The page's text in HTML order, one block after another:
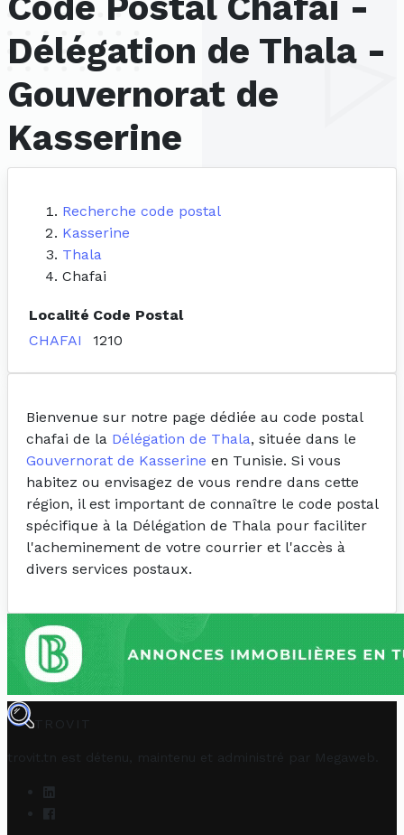
Délégation de Thala -
Gouvernorat de
Kasserine
Recherche code postal
Kasserine
Thala
Chafai
Localité Code Postal
CHAFAI
1210
Bienvenue sur notre page dédiée au code postal
chafai de la Délégation de Thala, située dans le
Gouvernorat de Kasserine en Tunisie. Si vous
habitez ou envisagez de vous rendre dans cette
région, il est important de connaître le code postal
spécifique à la Délégation de Thala pour faciliter
l'acheminement de votre courrier et l'accès à
divers services postaux.
TROVIT
trovit.tn est détenu, maintenu et administré par Megaweb